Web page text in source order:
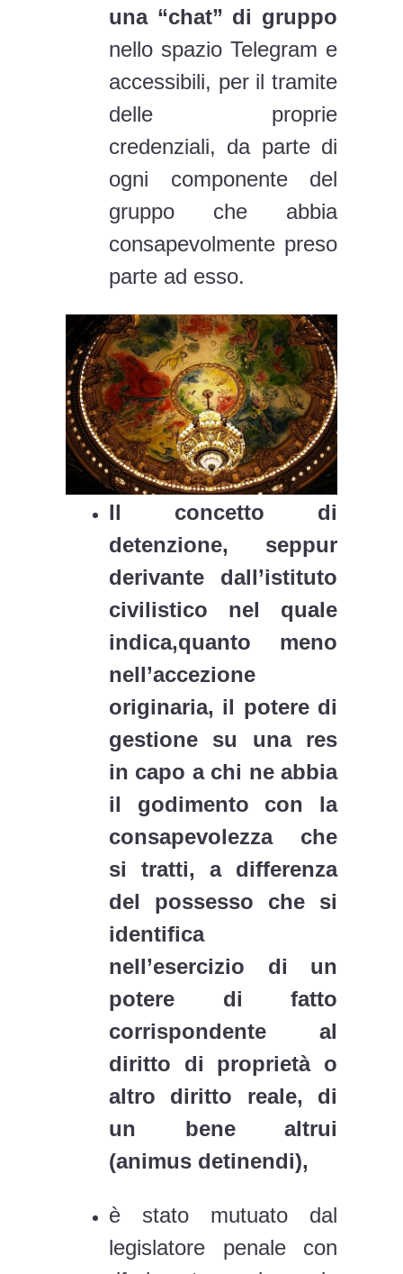
una “chat” di gruppo
nello spazio Telegram e
accessibili, per il tramite
delle proprie
credenziali, da parte di
ogni componente del
gruppo che abbia
consapevolmente preso
parte ad esso.
Il concetto di
detenzione, seppur
derivante dall’istituto
civilistico nel quale
indica,quanto meno
nell’accezione
originaria, il potere di
gestione su una res
in capo a chi ne abbia
il godimento con la
consapevolezza che
si tratti, a differenza
del possesso che si
identifica
nell’esercizio di un
potere di fatto
corrispondente al
diritto di proprietà o
altro diritto reale, di
un bene altrui
(animus detinendi),
è stato mutuato dal
legislatore penale con